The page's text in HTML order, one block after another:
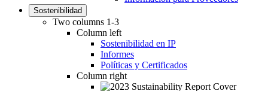
Sostenibilidad
Two columns 1-3
Column left
Sostenibilidad en IP
Informes
Políticas y Certificados
Column right